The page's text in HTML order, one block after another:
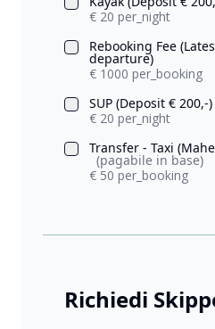
€ 20 per_night
Rebooking Fee
departure)
€ 1000 per_booking
SUP (Deposit € 200,-)
€ 20 per_night
Transfer - Taxi
(pagabile in base)
€ 50 per_booking
Richiedi